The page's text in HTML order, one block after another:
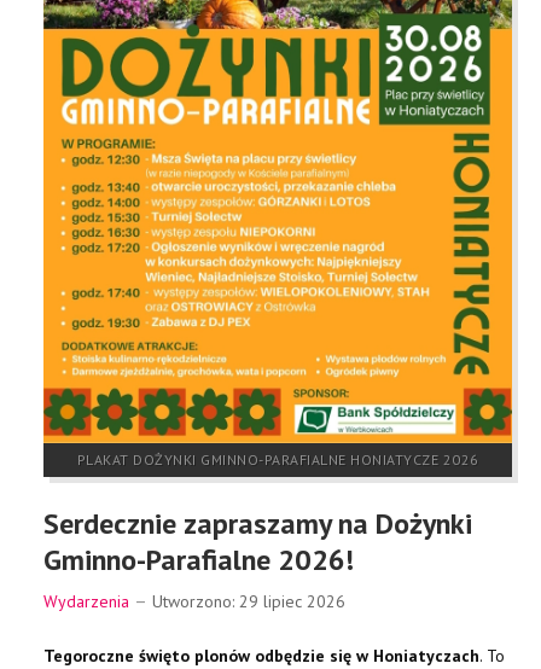
PLAKAT DOŻYNKI GMINNO-PARAFIALNE HONIATYCZE 2026
Serdecznie zapraszamy na Dożynki
Gminno-Parafialne 2026!
Wydarzenia Utworzono: 29 lipiec 2026
Tegoroczne święto plonów odbędzie się w Honiatyczach. To